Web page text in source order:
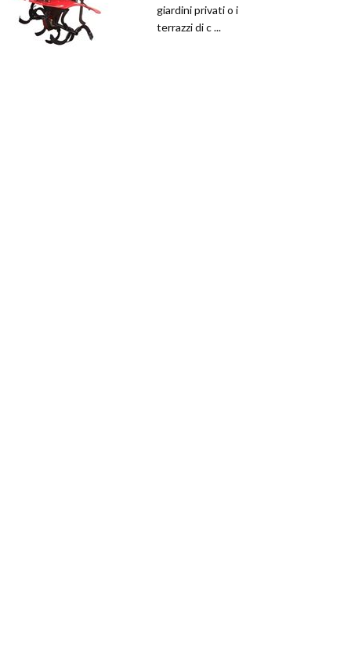
giardini privati o i
terrazzi di c ...